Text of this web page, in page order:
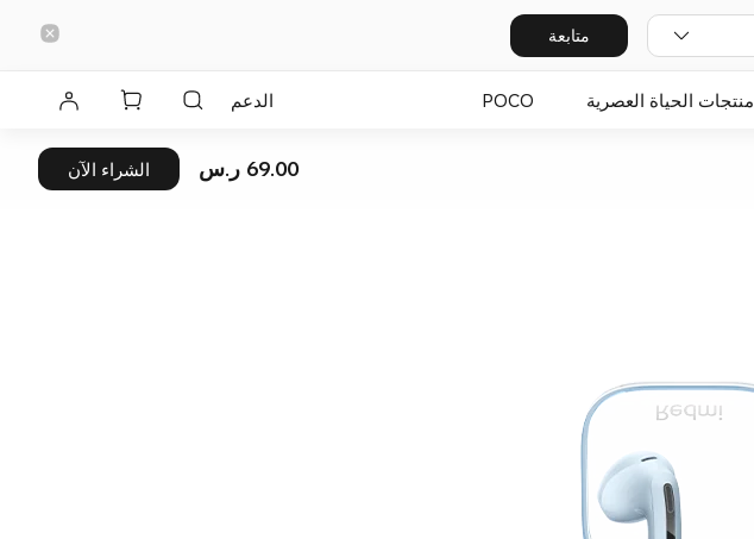
متابعة
منتجات الحياة العصرية POCO الدعم
69.00 ر.س الشراء الآن